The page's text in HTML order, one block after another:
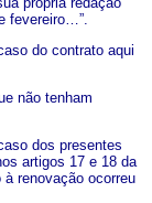
fevereiro…”.
do contrato aqui
não tenham
dos presentes
artigos 17 e 18 da
renovação ocorreu